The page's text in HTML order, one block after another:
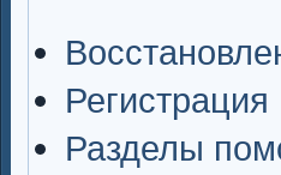
Регистрация
Разделы